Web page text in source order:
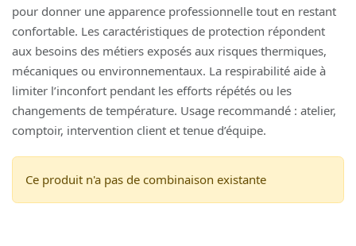
pour donner une apparence professionnelle tout en restant
confortable. Les caractéristiques de protection répondent
aux besoins des métiers exposés aux risques thermiques,
mécaniques ou environnementaux. La respirabilité aide à
limiter l’inconfort pendant les efforts répétés ou les
changements de température. Usage recommandé : atelier,
comptoir, intervention client et tenue d’équipe.
Ce produit n'a pas de combinaison existante